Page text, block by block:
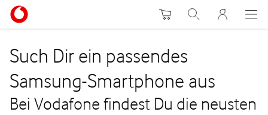
WarenkorbSuche MeinVodafone
Such Dir ein passendes
Samsung-Smartphone aus
Bei Vodafone findest Du die neusten